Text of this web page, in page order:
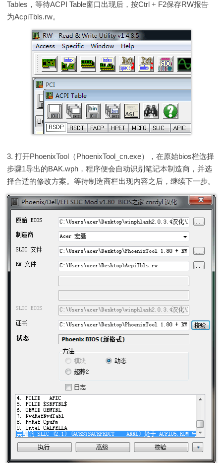
Tables，等待ACPI Table窗口出现后，按Ctrl + F2保存RW报告
为AcpiTbls.rw。
3. 打开PhoenixTool（PhoenixTool_cn.exe），在原始bios栏选择
步骤1导出的BAK.wph，程序便会自动识别笔记本制造商，并选
择合适的修改方案。等待制造商栏出现内容之后，继续下一步。